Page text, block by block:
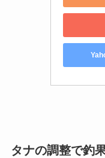
タナの調整で釣